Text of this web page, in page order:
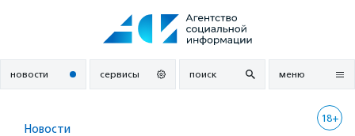
новости сервисы поиск меню
18+
Новости